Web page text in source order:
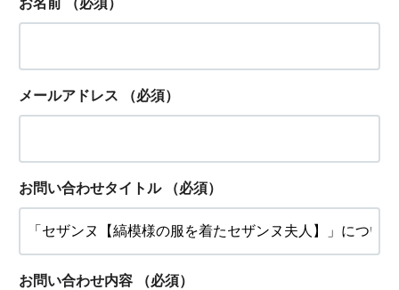
お名前 （必須）
メールアドレス （必須）
お問い合わせタイトル （必須）
お問い合わせ内容 （必須）